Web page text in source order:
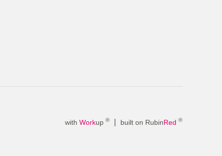
with Workup ® built on RubinRed ®